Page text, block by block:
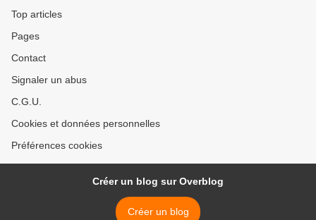
Top articles
Pages
Contact
Signaler un abus
C.G.U.
Cookies et données personnelles
Préférences cookies
Créer un blog sur Overblog
Créer un blog